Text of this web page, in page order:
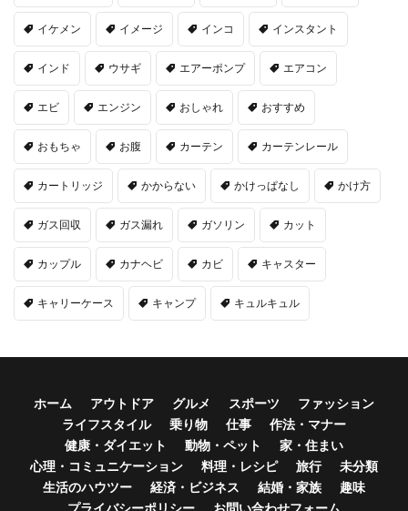
イケメン イメージ インコ インスタント
インド ウサギ エアーポンプ エアコン
エビ エンジン おしゃれ おすすめ
おもちゃ お腹 カーテン カーテンレール
カートリッジ かからない かけっぱなし かけ方
ガス回収 ガス漏れ ガソリン カット
カップル カナヘビ カビ キャスター
キャリーケース キャンプ キュルキュル
ホーム アウトドア グルメ スポーツ
ファッション
ライフスタイル
乗り物 仕事
作法・マナー
健康・ダイエット
動物・ペット
家・住まい
心理・コミュニケーション
料理・レシピ 旅行
未分類
生活のハウツー
経済・ビジネス 結婚・家族
趣味